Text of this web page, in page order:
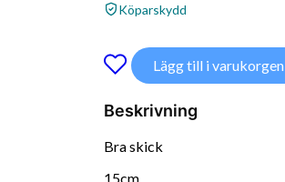
Köparskydd
Lägg till i varukorgen
Beskrivning
Bra skick
15cm